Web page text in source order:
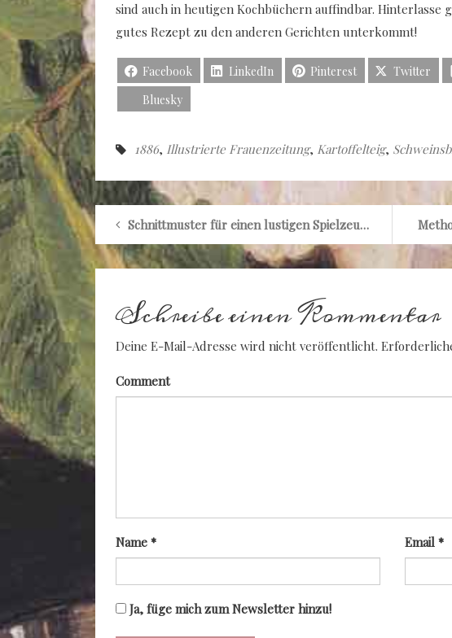
sind auch in heutigen Kochbüchern auffindbar. Hinterlasse
gutes Rezept zu den anderen Gerichten unterkommt!
Facebook LinkedIn Pinterest Twitter
Bluesky
1886, Illustrierte Frauenzeitung, Kartoffelteig,
Schnittmuster für einen lustigen Spielzeug-Affen
Schreibe einen Kommentar
Deine E-Mail-Adresse wird nicht veröffentlicht.
Comment
Name * Email *
Ja, füge mich zum Newsletter hinzu!